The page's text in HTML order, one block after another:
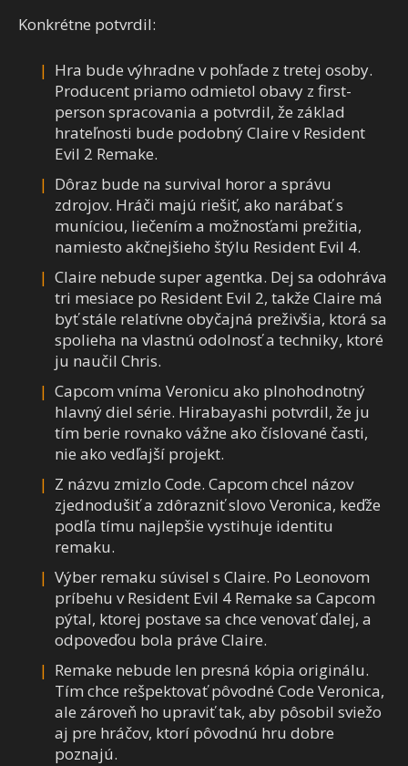
Konkrétne potvrdil:
Hra bude výhradne v pohľade z tretej osoby.
Producent priamo odmietol obavy z first-
person spracovania a potvrdil, že základ
hrateľnosti bude podobný Claire v Resident
Evil 2 Remake.
Dôraz bude na survival horor a správu
zdrojov. Hráči majú riešiť, ako narábať s
muníciou, liečením a možnosťami prežitia,
namiesto akčnejšieho štýlu Resident Evil 4.
Claire nebude super agentka. Dej sa odohráva
tri mesiace po Resident Evil 2, takže Claire má
byť stále relatívne obyčajná preživšia, ktorá sa
spolieha na vlastnú odolnosť a techniky, ktoré
ju naučil Chris.
Capcom vníma Veronicu ako plnohodnotný
hlavný diel série. Hirabayashi potvrdil, že ju
tím berie rovnako vážne ako číslované časti,
nie ako vedľajší projekt.
Z názvu zmizlo Code. Capcom chcel názov
zjednodušiť a zdôrazniť slovo Veronica, keďže
podľa tímu najlepšie vystihuje identitu
remaku.
Výber remaku súvisel s Claire. Po Leonovom
príbehu v Resident Evil 4 Remake sa Capcom
pýtal, ktorej postave sa chce venovať ďalej, a
odpoveďou bola práve Claire.
Remake nebude len presná kópia originálu.
Tím chce rešpektovať pôvodné Code Veronica,
ale zároveň ho upraviť tak, aby pôsobil sviežo
aj pre hráčov, ktorí pôvodnú hru dobre
poznajú.